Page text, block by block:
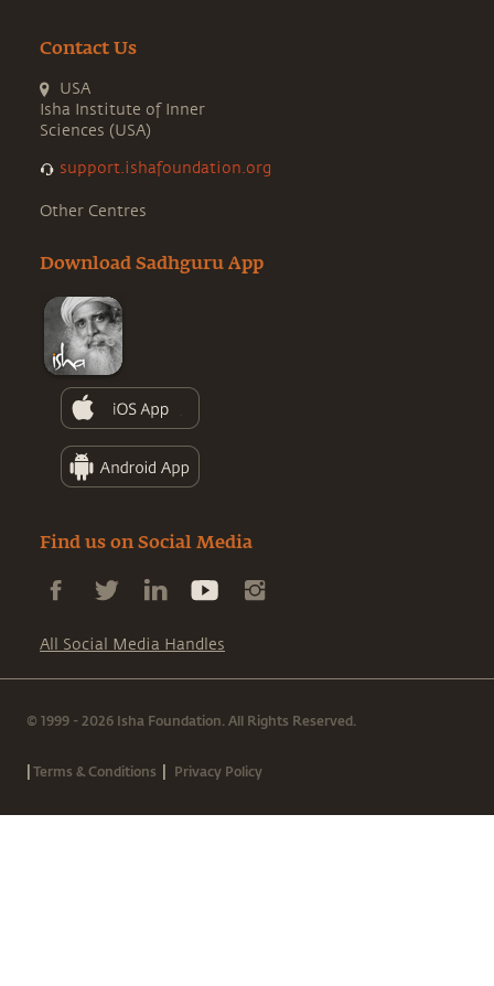
Contact Us
USA
Isha Institute of Inner
Sciences (USA)
support.ishafoundation.org
Other Centres
Download Sadhguru App
Find us on Social Media
All Social Media Handles
© 1999 - 2026 Isha Foundation. All Rights Reserved.
|Terms & Conditions | Privacy Policy